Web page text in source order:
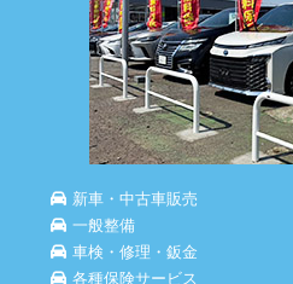
新車・中古車販売
一般整備
車検・修理・鈑金
各種保険サービス